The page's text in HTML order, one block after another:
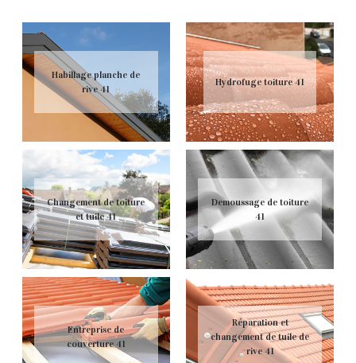
Habillage planche de
rive 41
Hydrofuge toiture 41
Changement de toiture
et tuile 41
Demoussage de toiture
41
Entreprise de
couverture 41
Réparation et
changement de tuile de
rive 41